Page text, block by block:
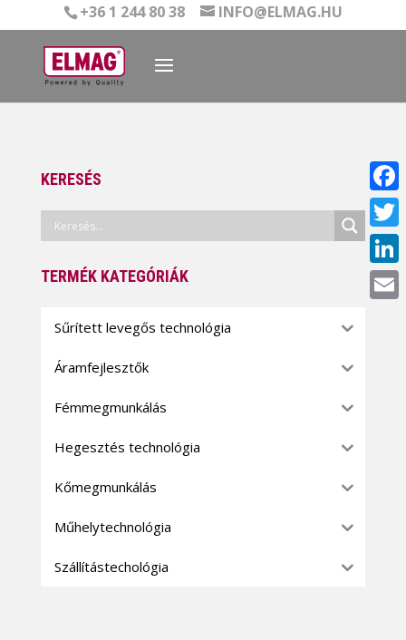
+36 1 244 80 38 INFO@ELMAG.HU
KERESÉS
TERMÉK KATEGÓRIÁK
Sűrített levegős technológia
Áramfejlesztők
Fémmegmunkálás
Hegesztés technológia
Kőmegmunkálás
Műhelytechnológia
Szállítástechológia